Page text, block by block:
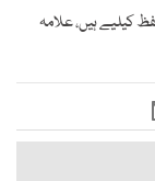
کیلیے ہیں، علامہ